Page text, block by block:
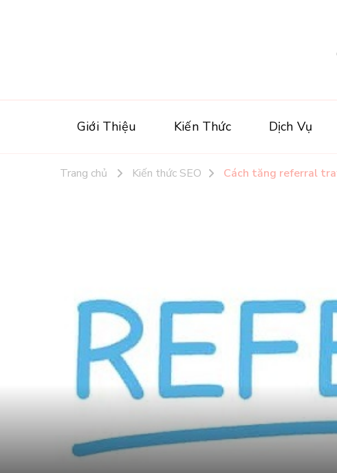
Giới Thiệu Kiến Thức Dịch Vụ
Trang chủ Kiến thức SEO Cách tăng referral